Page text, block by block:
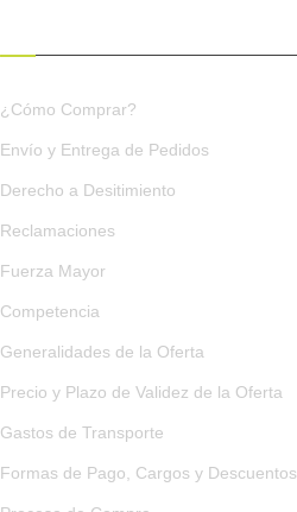
¿Cómo Comprar?
Envío y Entrega de Pedidos
Derecho a Desitimiento
Reclamaciones
Fuerza Mayor
Competencia
Generalidades de la Oferta
Precio y Plazo de Validez de la Oferta
Gastos de Transporte
Formas de Pago, Cargos y Descuentos